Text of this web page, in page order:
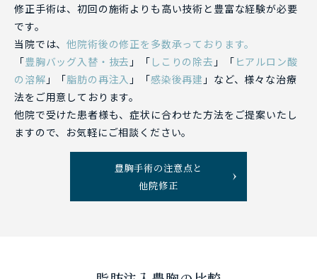
修正手術は、初回の施術よりも高い技術と豊富な経験が必要
です。
当院では、他院術後の修正を多数承っております。
「豊胸バッグ入替・抜去 」「 しこりの除去 」「 ヒアルロン酸
の溶解 」「脂肪の再注入 」「感染後再建 」など、様々な治療
法をご用意しております。
他院で受けた患者様も、症状に合わせた方法をご提案いたし
ますので、お気軽にご相談ください。
豊胸手術の注意点と
他院修正